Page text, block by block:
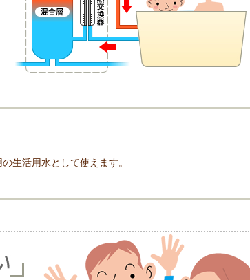
生活用水として使えます。